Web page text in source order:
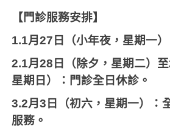
【門診服務安排】
1.1月27 日（小年夜，星期一
2.1月28 日（除夕，星期二）至
星期日）：門診全日休診。
3.2月3 日（初六，星期一）：
服務。